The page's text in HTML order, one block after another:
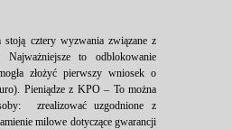
stoją cztery wyzwania związane z
Najważniejsze to odblokowanie
złożyć pierwszy wniosek o
Pieniądze z KPO – To można
zrealizować uzgodnione z
milowe dotyczące gwarancji